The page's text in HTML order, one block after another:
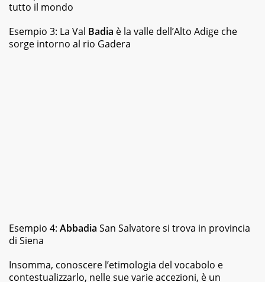
tutto il mondo
Esempio 3: La Val Badia è la valle dell’Alto Adige che
sorge intorno al rio Gadera
Esempio 4: Abbadia San Salvatore si trova in provincia
di Siena
Insomma, conoscere l’etimologia del vocabolo e
contestualizzarlo, nelle sue varie accezioni, è un